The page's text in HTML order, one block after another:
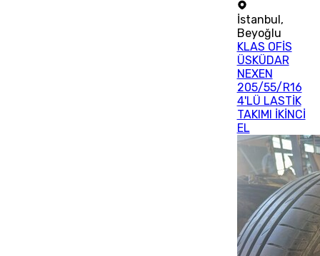
İstanbul ,
Beyoğlu
KLAS OFİS
ÜSKÜDAR
NEXEN
205/55/R16
4'LÜ LASTİK
TAKIMI İKİNCİ
EL